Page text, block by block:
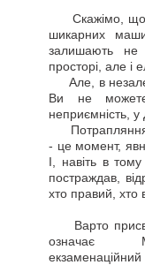
Скажімо, що в
шикарних
залишають не
просторі, але і
Але, в
Ви не
неприємність, у
Потрапляння
- це момент,
І, навіть в
постраждав,
хто правий, хто
Варто
означає
екзаменаційний